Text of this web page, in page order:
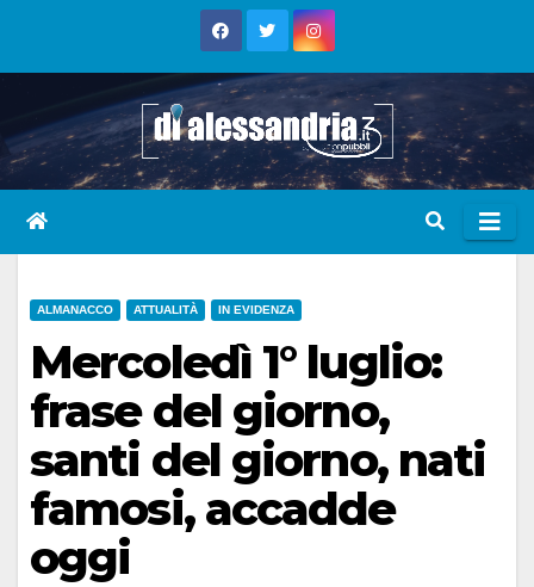
ALMANACCO ATTUALITÀ IN EVIDENZA
Mercoledì 1° luglio:
frase del giorno,
santi del giorno, nati
famosi, accadde
oggi